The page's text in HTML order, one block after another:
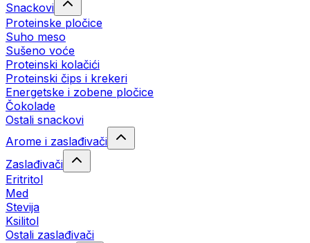
Snackovi
Proteinske pločice
Suho meso
Sušeno voće
Proteinski kolačići
Proteinski čips i krekeri
Energetske i zobene pločice
Čokolade
Ostali snackovi
Arome i zaslađivači
Zaslađivači
Eritritol
Med
Stevija
Ksilitol
Ostali zaslađivači